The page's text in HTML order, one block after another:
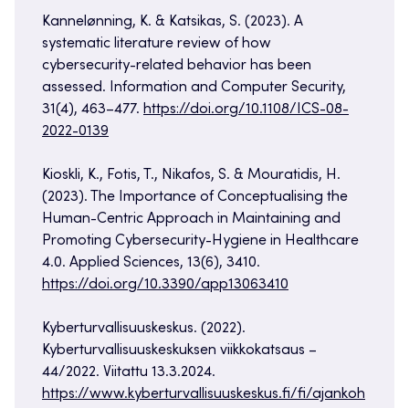
Kannelønning, K. & Katsikas, S. (2023). A
systematic literature review of how
cybersecurity-related behavior has been
assessed. Information and Computer Security,
31(4), 463–477. https://doi.org/10.1108/ICS-08-
2022-0139
Kioskli, K., Fotis, T., Nikafos, S. & Mouratidis, H.
(2023). The Importance of Conceptualising the
Human-Centric Approach in Maintaining and
Promoting Cybersecurity-Hygiene in Healthcare
4.0. Applied Sciences, 13(6), 3410.
https://doi.org/10.3390/app13063410
Kyberturvallisuuskeskus. (2022).
Kyberturvallisuuskeskuksen viikkokatsaus –
44/2022. Viitattu 13.3.2024.
https://www.kyberturvallisuuskeskus.fi/fi/ajankoh